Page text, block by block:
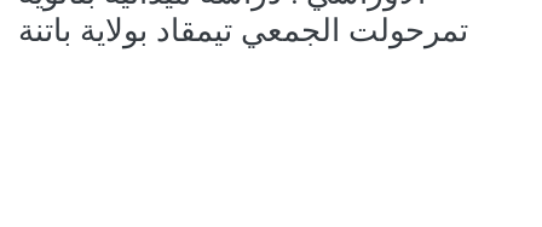
تمرحولت الجمعي تيمقاد بولاية باتنة